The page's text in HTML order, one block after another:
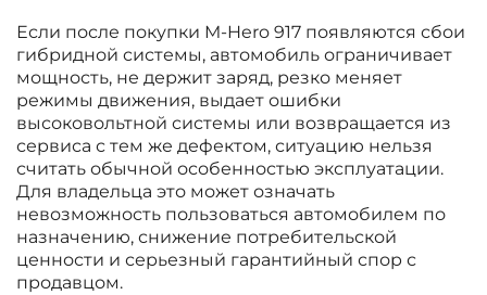
Если после покупки M-Hero 917 появляются сбои
гибридной системы, автомобиль ограничивает
мощность, не держит заряд, резко меняет
режимы движения, выдает ошибки
высоковольтной системы или возвращается из
сервиса с тем же дефектом, ситуацию нельзя
считать обычной особенностью эксплуатации.
Для владельца это может означать
невозможность пользоваться автомобилем по
назначению, снижение потребительской
ценности и серьезный гарантийный спор с
продавцом.